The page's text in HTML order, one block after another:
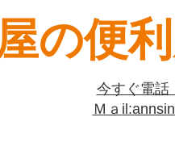
の便
今すぐ電話
Ｍａ